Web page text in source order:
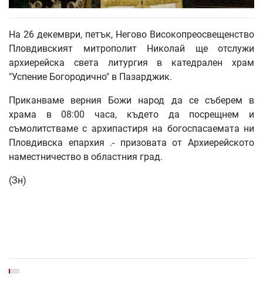
На 26 декември, петък, Негово Високопреосвещенство
Пловдивският митрополит Николай ще отслужи
архиерейска света литургия в катедрален храм
"Успение Богородично" в Пазарджик.
Приканваме верния Божи народ да се съберем в
храма в 08:00 часа, където да посрещнем и
съмолитстваме с архипастиря на богоспасаемата ни
Пловдивска епархия .- призовата от Архиерейското
наместничество в областния град.
(Зн)